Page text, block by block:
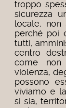
troppo
sicurezza
locale, non
perché poi
tutti,
centro
come non
violenza,
possono
viviamo e
si sia,